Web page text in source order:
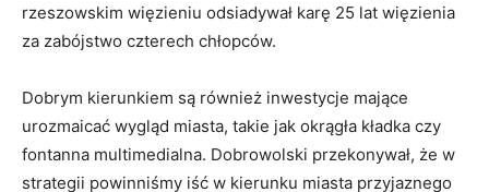
rzeszowskim więzieniu odsiadywał karę 25 lat więzienia
za zabójstwo czterech chłopców.
Dobrym kierunkiem są również inwestycje mające
urozmaicać wygląd miasta, takie jak okrągła kładka czy
fontanna multimedialna. Dobrowolski przekonywał, że w
strategii powinniśmy iść w kierunku miasta przyjaznego